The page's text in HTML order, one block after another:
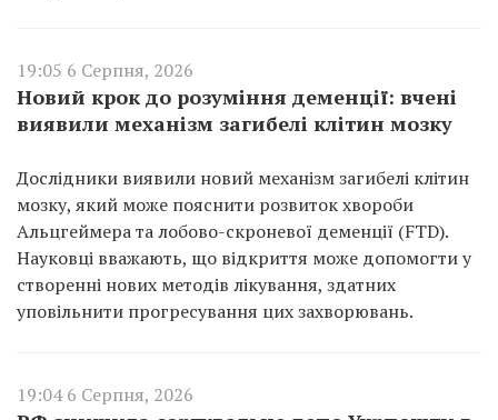
19:05 6 Серпня, 2026
Новий крок до розуміння деменції: вчені
виявили механізм загибелі клітин мозку
Дослідники виявили новий механізм загибелі клітин
мозку, який може пояснити розвиток хвороби
Альцгеймера та лобово-скроневої деменції (FTD).
Науковці вважають, що відкриття може допомогти у
створенні нових методів лікування, здатних
уповільнити прогресування цих захворювань.
19:04 6 Серпня, 2026